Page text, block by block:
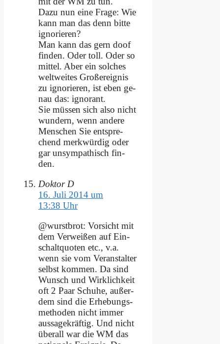
Da­zu nun ei­ne Fra­ge: Wie
kann man das denn bit­te
igno­rie­ren?
Man kann das gern doof
fin­den. Oder toll. Oder so
mit­tel. Aber ein sol­ches
welt­wei­tes Groß­ereig­nis
zu igno­rie­ren, ist eben ge­
nau das: igno­rant.
Sie müs­sen sich al­so nicht
wun­dern, wenn an­de­re
Men­schen Sie ent­spre­
chend merk­wür­dig oder
gar un­sym­pa­thisch fin­
den.
Doktor D
16. Juli 2014 um
13:38 Uhr
@wurstbrot: Vor­sicht mit
dem Ver­wei­ßen auf Ein­
schalt­quo­ten etc., v.a.
wenn sie vom Ver­an­stal­ter
selbst kom­men. Da sind
Wunsch und Wirk­lich­keit
oft 2 Paar Schu­he, au­ßer­
dem sind die Er­he­bungs­
me­tho­den nicht im­mer
aus­sa­ge­kräf­tig. Und nicht
über­all war die WM das